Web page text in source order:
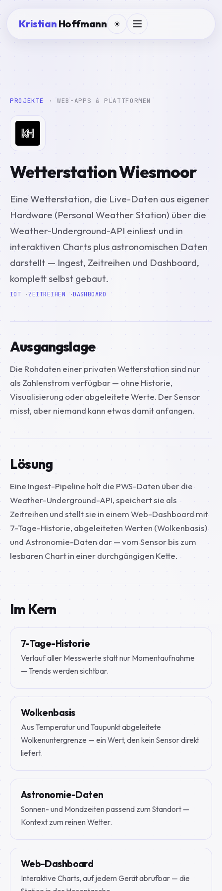
Kristian Hoffmann ☀
PROJEKTE · WEB-APPS & PLATTFORMEN
Wetterstation Wiesmoor
Eine Wetterstation, die Live-Daten aus eigener
Hardware (Personal Weather Station) über die
Weather-Underground-API einliest und in
interaktiven Charts plus astronomischen Daten
darstellt — Ingest, Zeitreihen und Dashboard,
komplett selbst gebaut.
IOT ZEITREIHEN DASHBOARD
Ausgangslage
Die Rohdaten einer privaten Wetterstation sind nur
als Zahlenstrom verfügbar — ohne Historie,
Visualisierung oder abgeleitete Werte. Der Sensor
misst, aber niemand kann etwas damit anfangen.
Lösung
Eine Ingest-Pipeline holt die PWS-Daten über die
Weather-Underground-API, speichert sie als
Zeitreihen und stellt sie in einem Web-Dashboard mit
7-Tage-Historie, abgeleiteten Werten (Wolkenbasis)
und Astronomie-Daten dar — vom Sensor bis zum
lesbaren Chart in einer durchgängigen Kette.
Im Kern
7-Tage-Historie
Verlauf aller Messwerte statt nur Momentaufnahme
— Trends werden sichtbar.
Wolkenbasis
Aus Temperatur und Taupunkt abgeleitete
Wolkenuntergrenze — ein Wert, den kein Sensor direkt
liefert.
Astronomie-Daten
Sonnen- und Mondzeiten passend zum Standort —
Kontext zum reinen Wetter.
Web-Dashboard
Interaktive Charts, auf jedem Gerät abrufbar — die